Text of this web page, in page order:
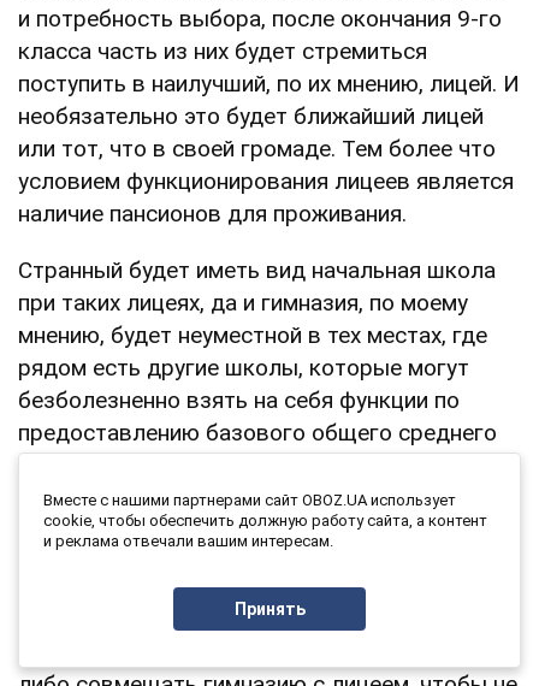
и потребность выбора, после окончания 9-го
класса часть из них будет стремиться
поступить в наилучший, по их мнению, лицей. И
необязательно это будет ближайший лицей
или тот, что в своей громаде. Тем более что
условием функционирования лицеев является
наличие пансионов для проживания.
Странный будет иметь вид начальная школа
при таких лицеях, да и гимназия, по моему
мнению, будет неуместной в тех местах, где
рядом есть другие школы, которые могут
безболезненно взять на себя функции по
предоставлению базового общего среднего
Как показывает практика, проблемы
возникают и будут возникать в двух случаях:
1) когда в населенных пунктах, где
планируется создание лицеев, нет других
Вместе с нашими партнерами сайт OBOZ.UA использует
cookie, чтобы обеспечить должную работу сайта, а контент
и реклама отвечали вашим интересам.
Принять